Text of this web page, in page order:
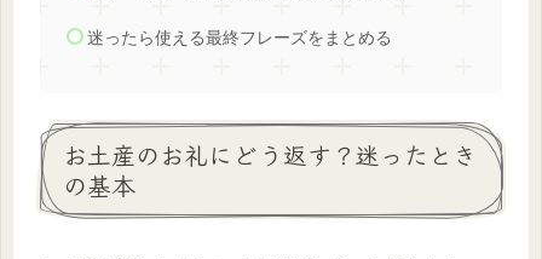
迷ったら使える最終フレーズをまとめる
お土産のお礼にどう返す？迷ったとき
の基本